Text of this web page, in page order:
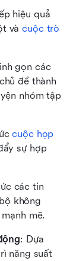
hiệu quả
và cuộc trò
gọn các
đề thành
nhóm tập
cuộc họp
sự hợp
các tin
không
mẽ.
: Dựa
năng suất